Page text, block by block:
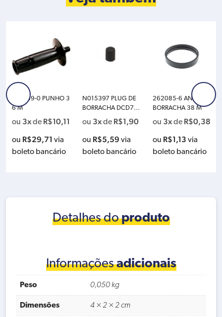
152539-0 PUNHO 3
6 M
ou 3xde R$10,11
ou R$29,71 via
boleto bancário
N015397 PLUG DE
BORRACHA DCD77
ou 3xde R$1,90
ou R$5,59 via
boleto bancário
262085-6 ANEL DE
BORRACHA 38 M
ou 3xde R$0,38
ou R$1,13 via
boleto bancário
Detalhes doproduto
Informaçõesadicionais
Peso 0,050 kg
Dimensões 4 × 2 × 2 cm